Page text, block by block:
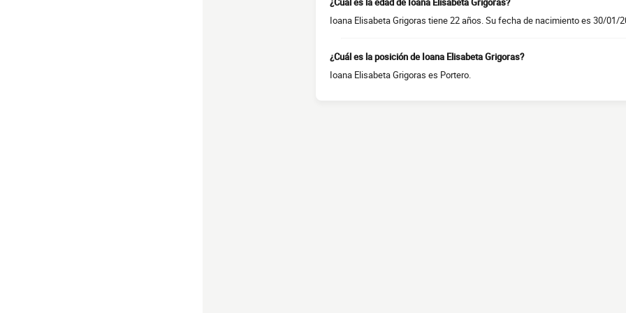
Ioana Elisabeta Grigoras tiene 22 años. Su fecha de nacimiento es 30/01/
¿Cuál es la posición de Ioana Elisabeta Grigoras?
Ioana Elisabeta Grigoras es Portero.